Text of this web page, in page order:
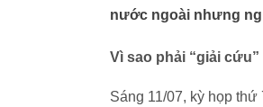
nước ngoài nhưng
Vì sao phải “giải
Sáng 11/07, kỳ họp